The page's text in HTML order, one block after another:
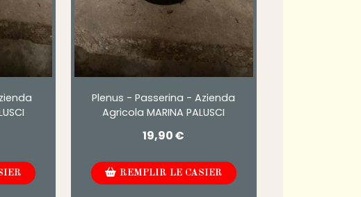
Plenus - Passerina - Azienda
Agricola MARINA PALUSCI
19,90€
REMPLIR LE CASIER